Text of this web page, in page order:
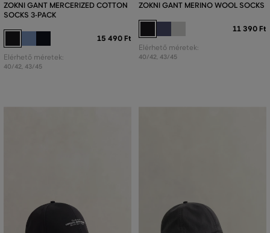
ZOKNI GANT MERCERIZED COTTON
SOCKS 3-PACK
15 490 Ft
Elérhető méretek:
40/42, 43/45
ZOKNI GANT MERINO WOOL SOCKS
11 390 Ft
Elérhető méretek:
40/42, 43/45